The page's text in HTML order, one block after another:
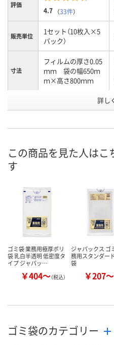
評価
4.7 （33件）
販売単位
1セット（10枚入×5
パック）
寸法
フィルムの厚さ0.05
ｍｍ 袋の幅650ｍ
ｍ×高さ800ｍｍ
号
お届け日
ません
詳し
この商品を見た人は
す
ゴミ袋 業務用極厚ポリ
袋 乳白半透明 低密度タ
イプ ジャパッ…
￥404～（税込）
ジャパックス ゴ
務用スタンダー
袋
￥207～
ゴミ袋のカテゴリー